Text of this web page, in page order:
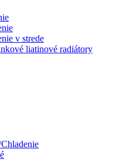
v strede
liatinové radiátory